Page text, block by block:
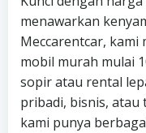
menawarkan
Meccarentcar, kami
mobil murah mulai
sopir atau rental
pribadi, bisnis, atau
kami punya